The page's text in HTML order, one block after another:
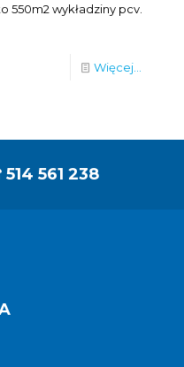
wykładziny pcv.
Więcej...
514 561 238